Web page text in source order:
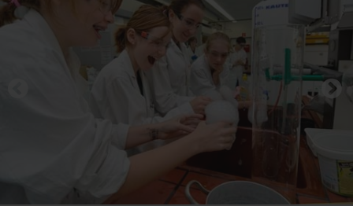
Aktuelles
Veranstaltungen / Termine
Veranstaltung melden
Bildungsregionen in Bayern
Angebote & Projekte